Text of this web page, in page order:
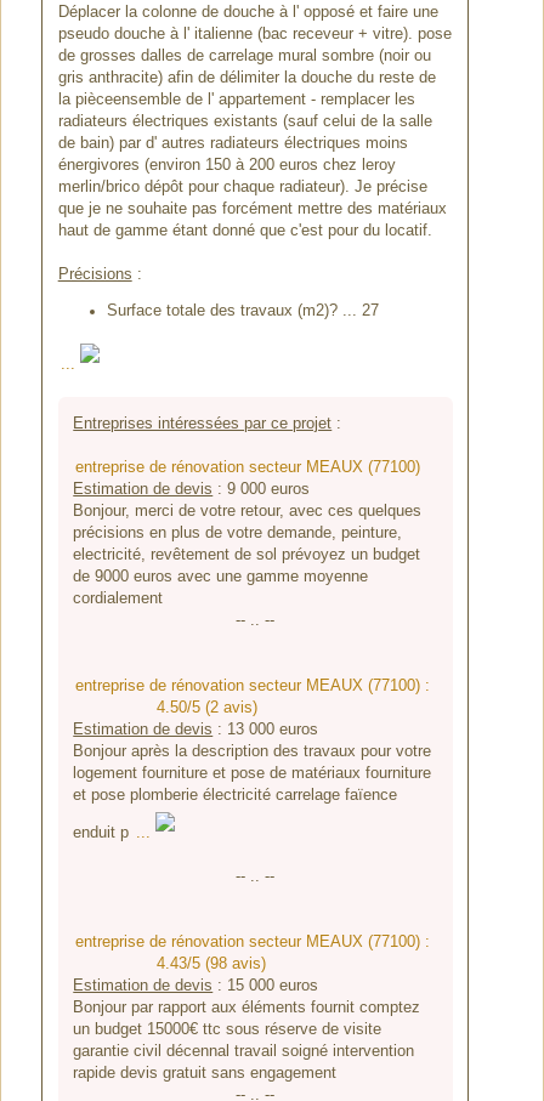
Déplacer la colonne de douche à l' opposé et faire une
pseudo douche à l' italienne (bac receveur + vitre). pose
de grosses dalles de carrelage mural sombre (noir ou
gris anthracite) afin de délimiter la douche du reste de
la pièceensemble de l' appartement - remplacer les
radiateurs électriques existants (sauf celui de la salle
de bain) par d' autres radiateurs électriques moins
énergivores (environ 150 à 200 euros chez leroy
merlin/brico dépôt pour chaque radiateur). Je précise
que je ne souhaite pas forcément mettre des matériaux
haut de gamme étant donné que c'est pour du locatif.
Précisions :
Surface totale des travaux (m2)? ... 27
...
Entreprises intéressées par ce projet :
entreprise de rénovation secteur MEAUX (77100)
Estimation de devis :9 000 euros
Bonjour, merci de votre retour, avec ces quelques
précisions en plus de votre demande, peinture,
electricité, revêtement de sol prévoyez un budget
de 9000 euros avec une gamme moyenne
cordialement
-- .. --
entreprise de rénovation secteur MEAUX (77100) :
4.50/5 (2 avis)
Estimation de devis : 13 000 euros
Bonjour après la description des travaux pour votre
logement fourniture et pose de matériaux fourniture
et pose plomberie électricité carrelage faïence
enduit p ...
-- .. --
entreprise de rénovation secteur MEAUX (77100) :
4.43/5 (98 avis)
Estimation de devis : 15 000 euros
Bonjour par rapport aux éléments fournit comptez
un budget 15000€ ttc sous réserve de visite
garantie civil décennal travail soigné intervention
rapide devis gratuit sans engagement
-- .. --